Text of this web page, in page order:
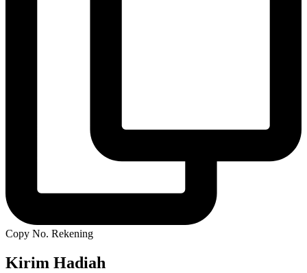
Copy No. Rekening
Kirim Hadiah